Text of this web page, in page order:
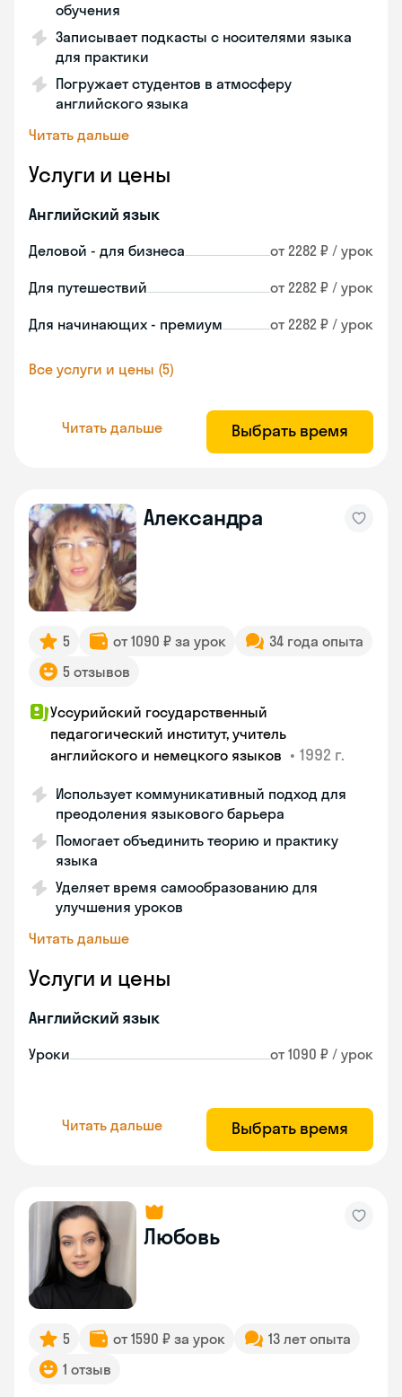
обучения
Записывает подкасты с носителями языка
для практики
Погружает студентов в атмосферу
английского языка
Читать дальше
Услуги и цены
Английский язык
Деловой - для бизнеса от 2282 ₽ / урок
Для путешествий от 2282 ₽ / урок
Для начинающих - премиум от 2282 ₽ / урок
Все услуги и цены (5)
Читать дальше Выбрать время
Александра
5 от 1090 ₽ за урок
34 года опыта
5 отзывов
Уссурийский государственный
педагогический институт, учитель
английского и немецкого языков • 1992 г.
Использует коммуникативный подход для
преодоления языкового барьера
Помогает объединить теорию и практику
языка
Уделяет время самообразованию для
улучшения уроков
Читать дальше
Услуги и цены
Английский язык
Уроки от 1090 ₽ / урок
Читать дальше Выбрать время
Любовь
5 от 1590 ₽ за урок
13 лет опыта
1 отзыв